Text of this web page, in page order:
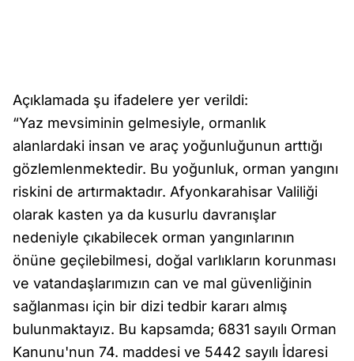
Açıklamada şu ifadelere yer verildi:
“Yaz mevsiminin gelmesiyle, ormanlık
alanlardaki insan ve araç yoğunluğunun arttığı
gözlemlenmektedir. Bu yoğunluk, orman yangını
riskini de artırmaktadır. Afyonkarahisar Valiliği
olarak kasten ya da kusurlu davranışlar
nedeniyle çıkabilecek orman yangınlarının
önüne geçilebilmesi, doğal varlıkların korunması
ve vatandaşlarımızın can ve mal güvenliğinin
sağlanması için bir dizi tedbir kararı almış
bulunmaktayız. Bu kapsamda; 6831 sayılı Orman
Kanunu'nun 74. maddesi ve 5442 sayılı İdaresi